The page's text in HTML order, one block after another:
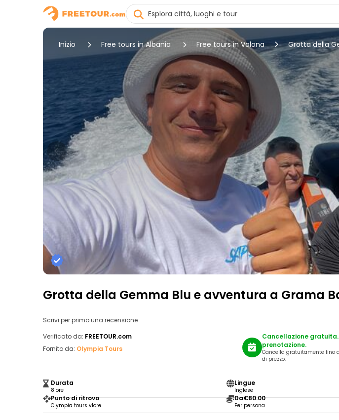
Inizio Free tours in Albania Free tours in Valona Grotta della
Grotta della Gemma Blu e avventura a Grama
Scrivi per primo una recensione
Verificato da: FREETOUR.com
Fornito da: Olympia Tours
Durata
8 ore
Lingue
Inglese
Punto di ritrovo
Olympia tours vlore
Da€80.00
Per persona
Cancellazione
prenotazione.
Cancella gratuitamente fino
di prezzo.